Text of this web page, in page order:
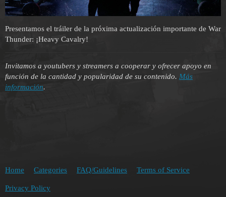
Presentamos el tráiler de la próxima actualización importante de War
Thunder: ¡Heavy Cavalry!
Invitamos a youtubers y streamers a cooperar y ofrecer apoyo en
función de la cantidad y popularidad de su contenido. Más
información.
Home Categories FAQ/Guidelines Terms of Service
Privacy Policy